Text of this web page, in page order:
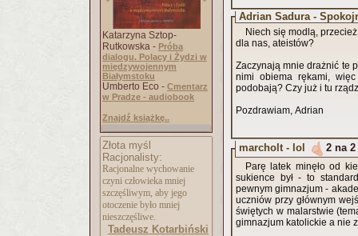
Katarzyna Sztop-
Rutkowska - Próba
dialogu. Polacy i Żydzi w
międzywojennym
Białymstoku
Umberto Eco - Cmentarz
w Pradze - audiobook
Znajdź książkę..
Złota myśl
Racjonalisty:
Racjonalne wychowanie
czyni człowieka mniej
szczęśliwym, aby jego
otoczenie było mniej
nieszczęśliwe.
Tadeusz Kotarbiński
Adrian Sadura -
Niech się modlą,
dla nas, ateistów?
Zaczynają mnie drażnić te
nimi obiema rękami,
podobają? Czy już i tu
Pozdrawiam, Adrian
marcholt - lol 2 na 2
Parę latek minęło od
sukience był - to
pewnym gimnazjum -
uczniów przy głównym
świętych w malarstwie
gimnazjum katolickie a nie